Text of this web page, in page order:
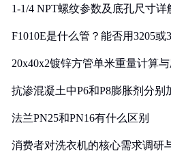
1-1/4 NPT螺纹参数及底孔尺寸详
F1010E是什么管？能否用3205或
20x40x2镀锌方管单米重量计算
抗渗混凝土中P6和P8膨胀剂分别
法兰PN25和PN16有什么区别
消费者对洗衣机的核心需求调研